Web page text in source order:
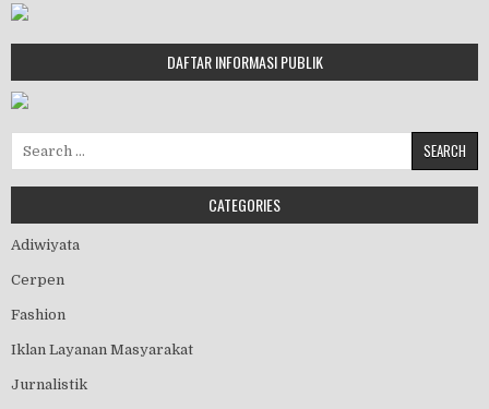
DAFTAR INFORMASI PUBLIK
CATEGORIES
Adiwiyata
Cerpen
Fashion
Iklan Layanan Masyarakat
Jurnalistik